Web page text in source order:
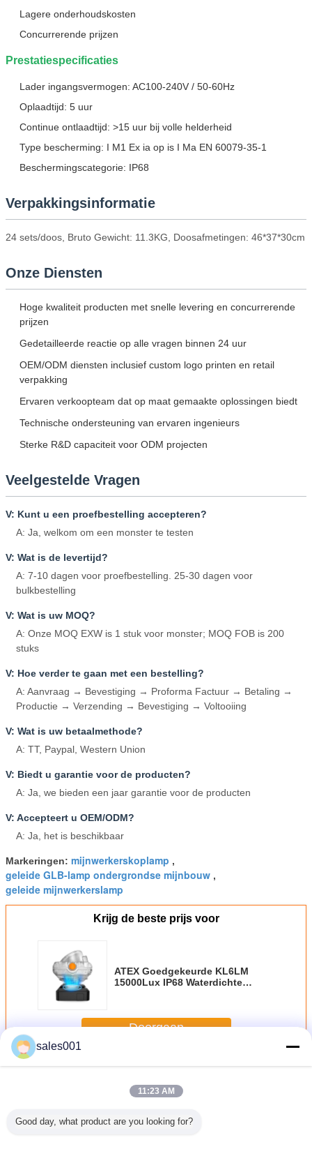
Lagere onderhoudskosten
Concurrerende prijzen
Prestatiespecificaties
Lader ingangsvermogen: AC100-240V / 50-60Hz
Oplaadtijd: 5 uur
Continue ontlaadtijd: >15 uur bij volle helderheid
Type bescherming: I M1 Ex ia op is I Ma EN 60079-35-1
Beschermingscategorie: IP68
Verpakkingsinformatie
24 sets/doos, Bruto Gewicht: 11.3KG, Doosafmetingen: 46*37*30cm
Onze Diensten
Hoge kwaliteit producten met snelle levering en concurrerende
prijzen
Gedetailleerde reactie op alle vragen binnen 24 uur
OEM/ODM diensten inclusief custom logo printen en retail
verpakking
Ervaren verkoopteam dat op maat gemaakte oplossingen biedt
Technische ondersteuning van ervaren ingenieurs
Sterke R&D capaciteit voor ODM projecten
Veelgestelde Vragen
V: Kunt u een proefbestelling accepteren?
A: Ja, welkom om een monster te testen
V: Wat is de levertijd?
A: 7-10 dagen voor proefbestelling. 25-30 dagen voor
bulkbestelling
V: Wat is uw MOQ?
A: Onze MOQ EXW is 1 stuk voor monster; MOQ FOB is 200
stuks
V: Hoe verder te gaan met een bestelling?
A: Aanvraag → Bevestiging → Proforma Factuur → Betaling →
Productie → Verzending → Bevestiging → Voltooiing
V: Wat is uw betaalmethode?
A: TT, Paypal, Western Union
V: Biedt u garantie voor de producten?
A: Ja, we bieden een jaar garantie voor de producten
V: Accepteert u OEM/ODM?
A: Ja, het is beschikbaar
Markeringen: mijnwerkerskoplamp ,
geleide GLB-lamp ondergrondse mijnbouw ,
geleide mijnwerkerslamp
Krijg de beste prijs voor
ATEX Goedgekeurde KL6LM
15000Lux IP68 Waterdichte
Doorgaan
MeerGeleide mijnglb-lamp
sales001
11:23 AM
Good day, what product are you looking for?